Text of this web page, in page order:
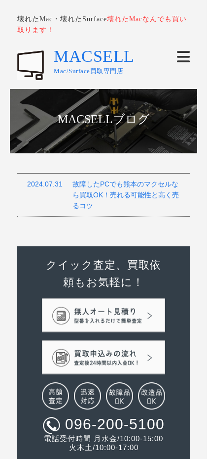
壊れたMac・壊れたSurface壊れたMacなんでも買い
取ります！
MACSELL
Mac/Surface買取専門店
MACSELLブログ
2024.07.31
故障したPCでも熊本のマクセルな
ら買取OK！売れる可能性と高く売
るコツ
クイック査定、買取依
頼もお気軽に！
096-200-5100
電話受付時間 月水金/10:00-15:00
火木土/10:00-17:00